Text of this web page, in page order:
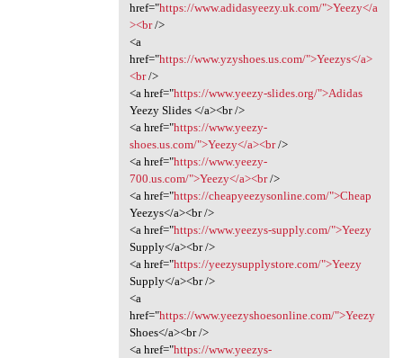
href="https://www.adidasyeezy.uk.com/">Yeezy</a
><br/>
<a
href="https://www.yzyshoes.us.com/">Yeezys</a>
<br/>
<a href="https://www.yeezy-slides.org/">Adidas
Yeezy Slides </a><br />
<a href="https://www.yeezy-
shoes.us.com/">Yeezy</a><br/>
<a href="https://www.yeezy-
700.us.com/">Yeezy</a><br/>
<a href="https://cheapyeezysonline.com/">Cheap
Yeezys</a><br />
<a href="https://www.yeezys-supply.com/">Yeezy
Supply</a><br />
<a href="https://yeezysupplystore.com/">Yeezy
Supply</a><br />
<a
href="https://www.yeezyshoesonline.com/">Yeezy
Shoes</a><br />
<a href="https://www.yeezys-